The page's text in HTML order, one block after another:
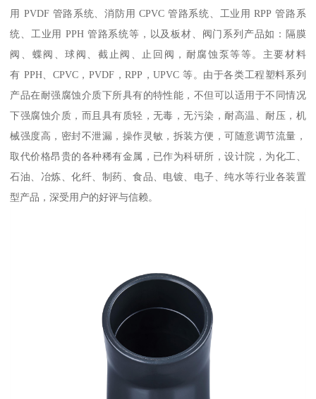
用 PVDF 管路系统、消防用 CPVC 管路系统、工业用 RPP 管路系
统、工业用 PPH 管路系统等，以及板材、阀门系列产品如：隔膜
阀、蝶阀、球阀、截止阀、止回阀，耐腐蚀泵等等。主要材料
有 PPH、CPVC，PVDF，RPP，UPVC 等。由于各类工程塑料系列
产品在耐强腐蚀介质下所具有的特性能，不但可以适用于不同情况
下强腐蚀介质，而且具有质轻，无毒，无污染，耐高温、耐压，机
械强度高，密封不泄漏，操作灵敏，拆装方便，可随意调节流量，
取代价格昂贵的各种稀有金属，已作为科研所，设计院，为化工、
石油、冶炼、化纤、制药、食品、电镀、电子、纯水等行业各装置
型产品，深受用户的好评与信赖。